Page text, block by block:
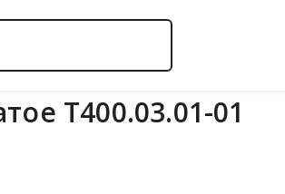
Т400.03.01-01